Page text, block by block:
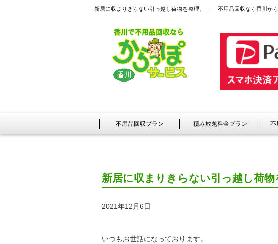
新居に収まりきらない引っ越し荷物を整理。 - 不用品回収なら香川から
不用品回収プラン 積み放題料金プラン 不
新居に収まりきらない引っ越し荷物
2021年12月6日
いつもお世話になっております。